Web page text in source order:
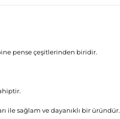
pense çeşitlerinden biridir.
ile sağlam ve dayanıklı bir üründür.